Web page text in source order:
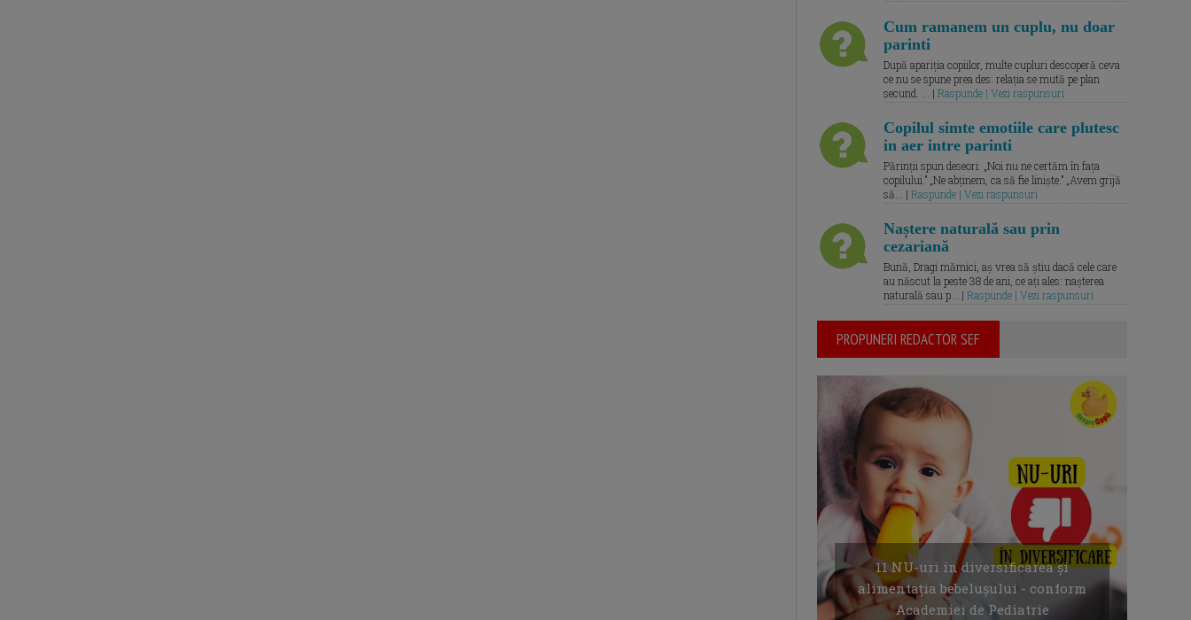
Cum ramanem un cuplu, nu doar
parinti
După apariția copiilor, multe cupluri descoperă ceva
ce nu se spune prea des: relația se mută pe plan
secund. ... | Raspunde | Vezi raspunsuri
Copilul simte emotiile care plutesc
in aer intre parinti
Părinții spun deseori: „Noi nu ne certăm în fața
copilului.” „Ne abținem, ca să fie liniște.” „Avem grijă
să... | Raspunde | Vezi raspunsuri
Naștere naturală sau prin
cezariană
Bună, Dragi mămici, aș vrea să știu dacă cele care
au născut la peste 38 de ani, ce ați ales: nașterea
naturală sau p... | Raspunde | Vezi raspunsuri
PROPUNERI REDACTOR SEF
11 NU-uri in diversificarea și
alimentația bebelușului - conform
Academiei de Pediatrie